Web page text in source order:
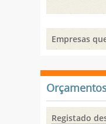
Empresas
Registado